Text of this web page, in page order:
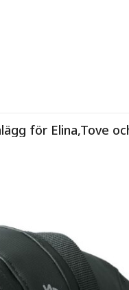
för Elina,Tove